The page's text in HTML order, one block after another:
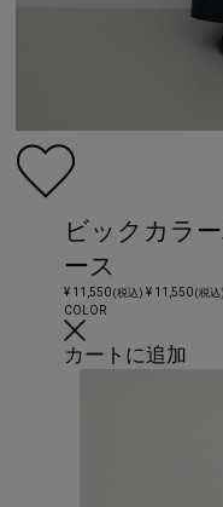
ビックカラ
ース
¥ 11,550(税込) ¥ 11,550(税込)
COLOR
カートに追加